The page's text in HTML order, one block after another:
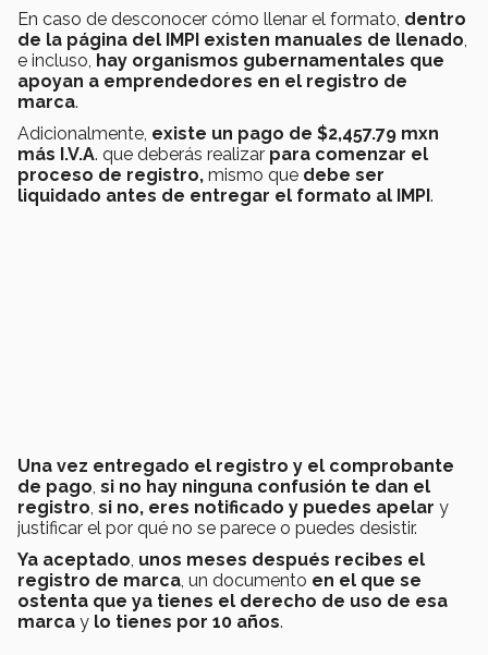
En caso de desconocer cómo llenar el formato, dentro
de la página del IMPI existen manuales de llenado,
e incluso, hay organismos gubernamentales que
apoyan a emprendedores en el registro de
marca.
Adicionalmente, existe un pago de $2,457.79 mxn
más I.V.A. que deberás realizar para comenzar el
proceso de registro, mismo que debe ser
liquidado antes de entregar el formato al IMPI.
Una vez entregado el registro y el comprobante
de pago, si no hay ninguna confusión te dan el
registro, si no, eres notificado y puedes apelar y
justificar el por qué no se parece o puedes desistir.
Ya aceptado, unos meses después recibes el
registro de marca, un documento en el que se
ostenta que ya tienes el derecho de uso de esa
marca y lo tienes por 10 años.